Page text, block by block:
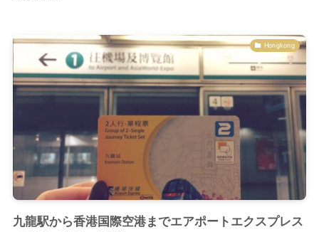
Hongkong
九龍駅から香港国際空港までエアポートエクスプレス